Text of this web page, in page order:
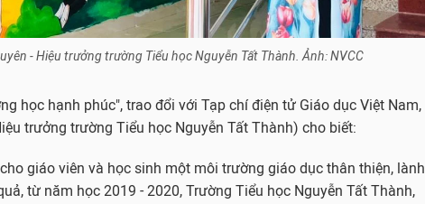
- Hiệu trưởng trường Tiểu học Nguyễn Tất Thành. Ảnh: NVCC
học hạnh phúc", trao đổi với Tạp chí điện tử Giáo dục Việt Nam,
trưởng trường Tiểu học Nguyễn Tất Thành) cho biết:
giáo viên và học sinh một môi trường giáo dục thân thiện, lành
từ năm học 2019 - 2020, Trường Tiểu học Nguyễn Tất Thành,